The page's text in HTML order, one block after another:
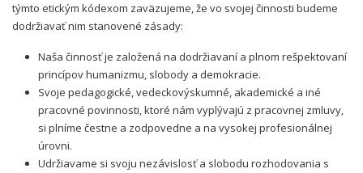
týmto etickým kódexom zaväzujeme, že vo svojej činnosti budeme
dodržiavať nim stanovené zásady:
Naša činnosť je založená na dodržiavaní a plnom rešpektovaní
princípov humanizmu, slobody a demokracie.
Svoje pedagogické, vedeckovýskumné, akademické a iné
pracovné povinnosti, ktoré nám vyplývajú z pracovnej zmluvy,
si plníme čestne a zodpovedne a na vysokej profesionálnej
úrovni.
Udržiavame si svoju nezávislosť a slobodu rozhodovania s